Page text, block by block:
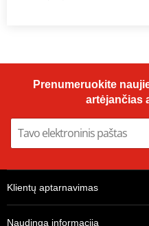
Prenumeruokite
artėjančias
Klientų aptarnavimas
Naudinga informacija